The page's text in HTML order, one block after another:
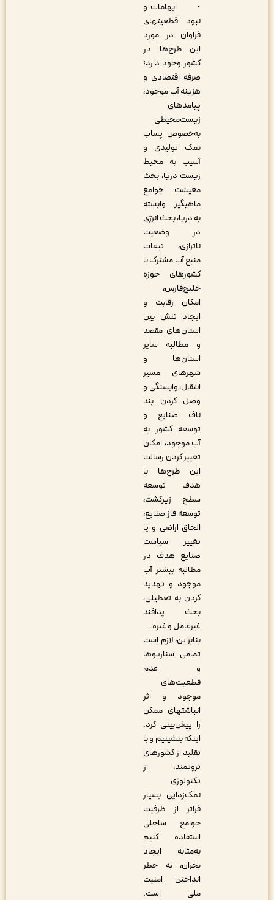
• ابهامات و
نبود قطعیت­های
فراوان در مورد
این طرح‌ها در
کشور وجود دارد؛
صرفه اقتصادی و
هزینه آب موجود،
پیامدهای
زیست‌محیطی
به‌خصوص پساب
نمک تولیدی و
آسیب به محیط‌
‌زیست دریا، بحث
معیشت جوامع
ماهیگیر وابسته
به دریا، بحث انرژی
در وضعیت
ناترازی، تبعات
منبع آب مشترک با
کشورهای حوزه
خلیج‌فارس،
امکان رقابت و
ایجاد تنش بین
استان‌های مقصد
و مطالبه سایر
استان‌ها و
شهرهای مسیر
انتقال، وابستگی و
وصل کردن بند
ناف صنایع و
توسعه کشور به
آب موجود، امکان
تغییر کردن رسالت
این طرح‌ها با
هدف توسعه
سطح زیرکشت،
توسعه فاز صنایع،
الحاق اراضی و یا
تغییر سیاست
صنایع هدف در
مطالبه بیشتر آب
موجود و تهدید
کردن به تعطیلی،
بحث پدافند
غیرعامل و غیره.
بنابراین، لازم است
تمامی سناریوها
و عدم
قطعیت‌های
موجود و اثر
انباشت­های ممکن
را پیش‌بینی کرد.
اینکه بنشینیم و با
تقلید از کشورهای
ثروتمند، از
تکنولوژی
نمک‌زدایی بسیار
فراتر از ظرفیت
جوامع ساحلی
استفاده کنیم
به‌مثابه ایجاد
بحران، به خطر
انداختن امنیت
ملی است.